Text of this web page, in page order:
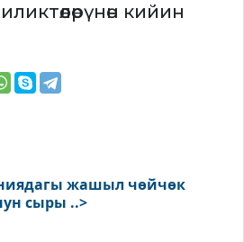
кийин
жашыл чөйчөк
сыры ..>